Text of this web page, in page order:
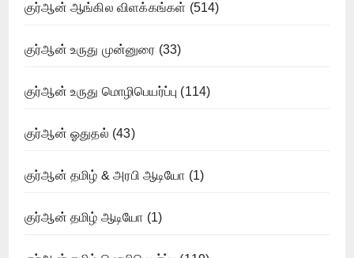
குர்ஆன் ஆங்கில விளக்கங்கள் (514)
குர்ஆன் உருது முன்னுரை (33)
குர்ஆன் உருது மொழிபெயர்ப்பு (114)
குர்ஆன் ஓதுதல் (43)
குர்ஆன் தமிழ் & அரபி ஆடியோ (1)
குர்ஆன் தமிழ் ஆடியோ (1)